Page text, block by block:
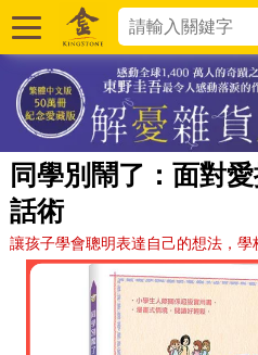
同學別鬧了：面對
話術
讓孩子學會聰明表達自己的想法，學